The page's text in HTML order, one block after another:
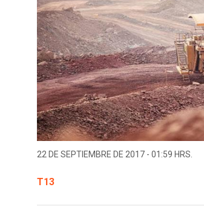
22 DE SEPTIEMBRE DE 2017 - 01:59 HRS.
T13